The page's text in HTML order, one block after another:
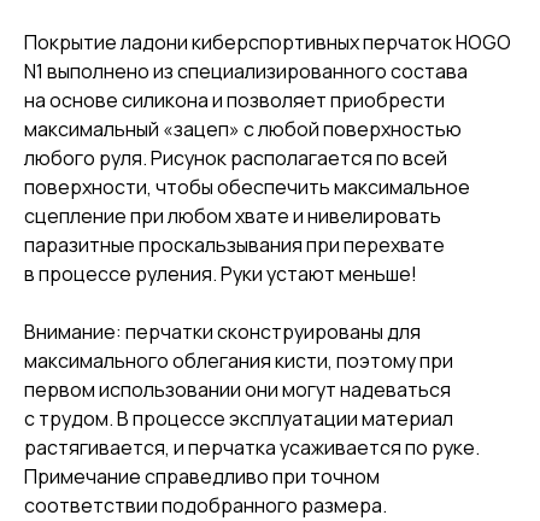
Покрытие ладони киберспортивных перчаток HOGO
N1 выполнено из специализированного состава
на основе силикона и позволяет приобрести
максимальный «зацеп» с любой поверхностью
любого руля. Рисунок располагается по всей
поверхности, чтобы обеспечить максимальное
сцепление при любом хвате и нивелировать
паразитные проскальзывания при перехвате
в процессе руления. Руки устают меньше!
Внимание: перчатки сконструированы для
максимального облегания кисти, поэтому при
первом использовании они могут надеваться
с трудом. В процессе эксплуатации материал
растягивается, и перчатка усаживается по руке.
Примечание справедливо при точном
соответствии подобранного размера.